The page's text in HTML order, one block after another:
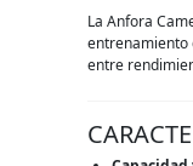
La Anfora
entrenamiento
entre